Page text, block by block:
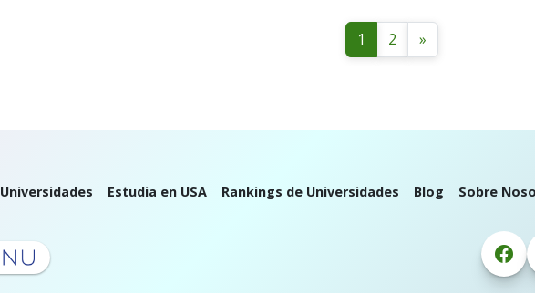
1 2 »
Universidades Estudia en USA Rankings de Universidades Blog Sobre